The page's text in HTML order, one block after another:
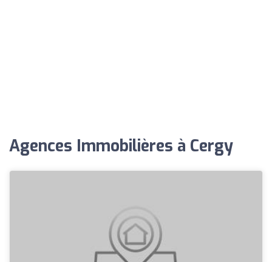
Agences Immobilières à Cergy